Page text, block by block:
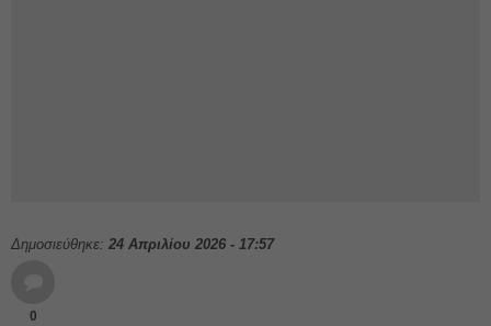
Δημοσιεύθηκε: 24 Απριλίου 2026 - 17:57
0